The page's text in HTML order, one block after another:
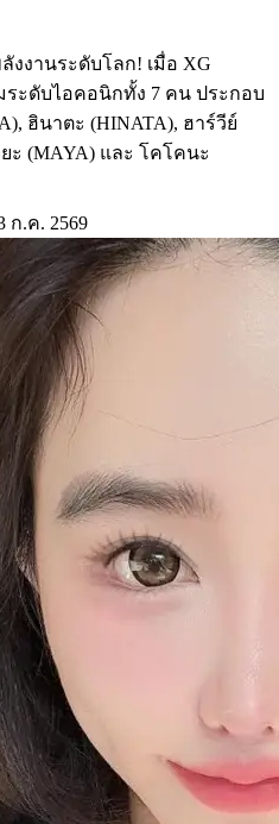
งงานระดับโลก! เมื่อ XG
ระดับไอคอนิกทั้ง 7 คน ประกอบ
ฮินาตะ (HINATA), ฮาร์วีย์
ะ (MAYA) และ โคโคนะ
ก.ค. 2569